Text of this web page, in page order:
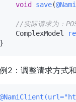
void
save(
//实际请求为：
    ComplexModel
2：调整请求方式